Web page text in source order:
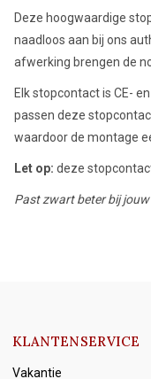
Deze hoogwaardige
naadloos aan bij ons
afwerking brengen de
Elk stopcontact is CE-
passen deze
waardoor de montage
Let op: deze
Past zwart beter bij
KLANTENSERVICE
Vakantie